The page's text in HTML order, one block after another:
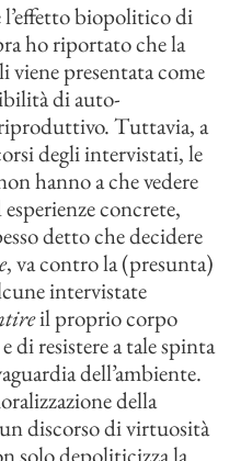
biopolitico di
ho riportato che la
viene presentata come
di auto-
Tuttavia, a
degli intervistati, le
hanno a che vedere
concrete,
detto che decidere
, va contro la (presunta)
intervistate
il proprio corpo
di resistere a tale spinta
dell’ambiente.
della
discorso di virtuosità